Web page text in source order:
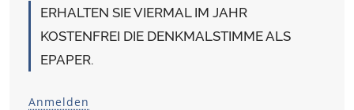
ERHALTEN SIE VIERMAL IM JAHR
KOSTENFREI DIE DENKMALSTIMME ALS
EPAPER.
Anmelden